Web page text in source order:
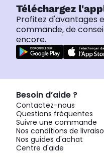
Téléchargez
Profitez d'avantages
commande, de
encore.
Besoin d’aide ?
Contactez-nous
Questions fréquentes
Suivre une commande
Nos conditions de
Nos guides d'achat
Centre d'aide